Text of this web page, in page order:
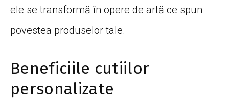
ele se transformă în opere de artă ce spun
povestea produselor tale.
Beneficiile cutiilor
personalizate